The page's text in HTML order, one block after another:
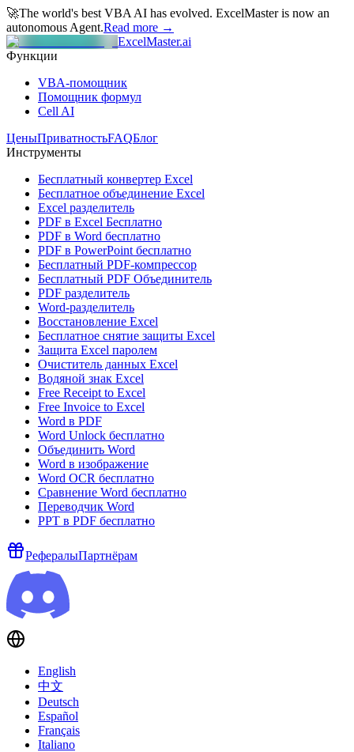
🚀The world's best VBA AI has evolved. ExcelMaster is now an
autonomous Agent.Read more →
ExcelMaster.ai
Функции
VBA-помощник
Помощник формул
Cell AI
ЦеныПриватностьFAQБлог
Инструменты
Бесплатный конвертер Excel
Бесплатное объединение Excel
Excel разделитель
PDF в Excel Бесплатно
PDF в Word бесплатно
PDF в PowerPoint бесплатно
Бесплатный PDF-компрессор
Бесплатный PDF Объединитель
PDF разделитель
Word-разделитель
Восстановление Excel
Бесплатное снятие защиты Excel
Защита Excel паролем
Очиститель данных Excel
Водяной знак Excel
Free Receipt to Excel
Free Invoice to Excel
Word в PDF
Word Unlock бесплатно
Объединить Word
Word в изображение
Word OCR бесплатно
Сравнение Word бесплатно
Переводчик Word
PPT в PDF бесплатно
РефералыПартнёрам
English
中文
Deutsch
Español
Français
Italiano